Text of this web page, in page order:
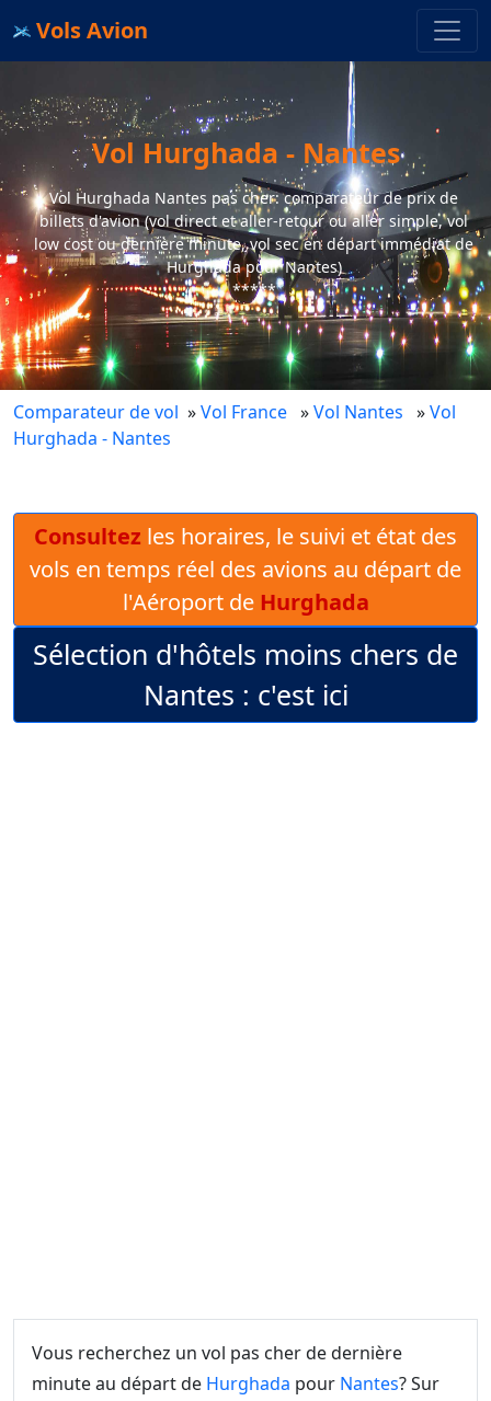
Vols Avion
Vol Hurghada - Nantes
Vol Hurghada Nantes pas cher: comparateur de prix de
billets d'avion (vol direct et aller-retour ou aller simple, vol
low cost ou dernière minute, vol sec en départ immédiat de
Hurghada pour Nantes)
*****
Comparateur de vol »Vol France »Vol Nantes »Vol
Hurghada - Nantes
Consultez les horaires, le suivi et état des
vols en temps réel des avions au départ de
l'Aéroport de Hurghada
Sélection d'hôtels moins chers de
Nantes : c'est ici
Vous recherchez un vol pas cher de dernière
minute au départ de Hurghada pour Nantes? Sur